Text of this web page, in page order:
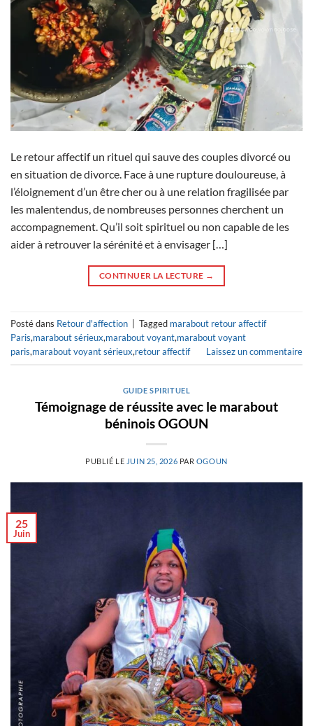
Le retour affectif un rituel qui sauve des couples divorcé ou
en situation de divorce. Face à une rupture douloureuse, à
l’éloignement d’un être cher ou à une relation fragilisée par
les malentendus, de nombreuses personnes cherchent un
accompagnement. Qu’il soit spirituel ou non capable de les
aider à retrouver la sérénité et à envisager […]
CONTINUER LA LECTURE →
Posté dans Retour d'affection Tagged marabout retour affectif
Paris,marabout sérieux,marabout voyant,marabout voyant
paris,marabout voyant sérieux,retour affectif Laissez un commentaire
GUIDE SPIRITUEL
Témoignage de réussite avec le marabout
béninois OGOUN
PUBLIÉ LE JUIN 25, 2026 PAR OGOUN
25
Juin